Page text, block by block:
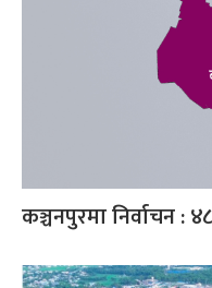
कञ्चनपुरमा निर्वाचन :